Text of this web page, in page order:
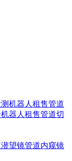
机器人 租售管道
器人 租售管道切
望镜管道内窥镜